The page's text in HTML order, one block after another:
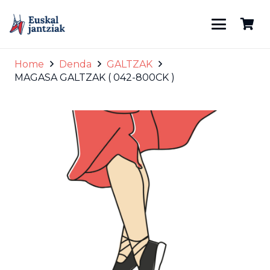
Home Denda
GALTZAK
MAGASA GALTZAK ( 042-800CK )